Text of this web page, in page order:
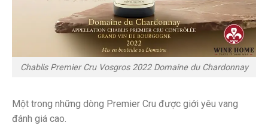
Chablis Premier Cru Vosgros 2022 Domaine du Chardonnay
Một trong những dòng Premier Cru được giới yêu vang
đánh giá cao.